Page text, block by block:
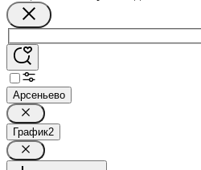
Арсеньево
График2